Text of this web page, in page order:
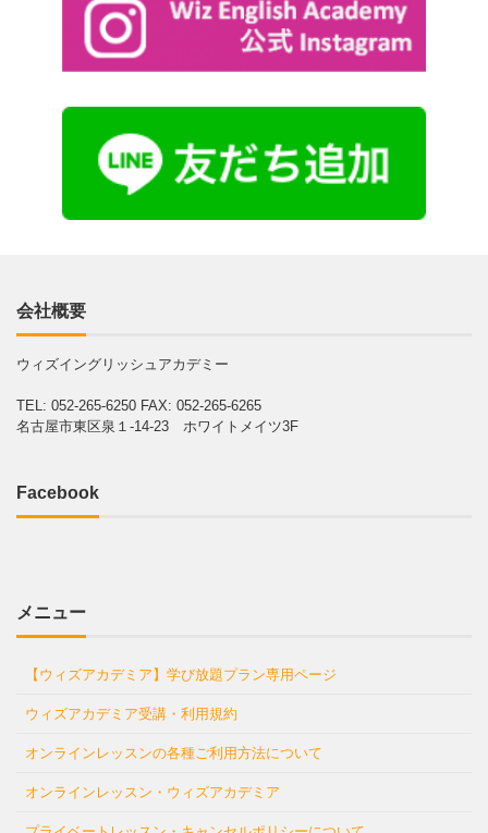
会社概要
ウィズイングリッシュアカデミー
TEL: 052-265-6250 FAX: 052-265-6265
名古屋市東区泉１-14-23 ホワイトメイツ3F
Facebook
メニュー
【ウィズアカデミア】学び放題プラン専用ページ
ウィズアカデミア受講・利用規約
オンラインレッスンの各種ご利用方法について
オンラインレッスン・ウィズアカデミア